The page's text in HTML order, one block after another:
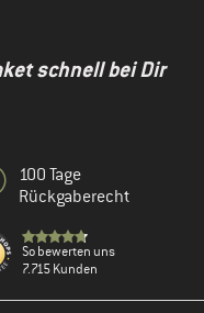
schnell bei Dir
100 Tage
Rückgaberecht
So bewerten uns
7.715 Kunden